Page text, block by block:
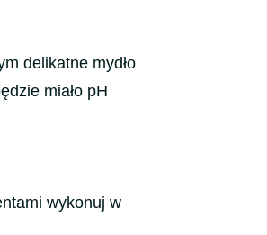
delikatne mydło
miało pH
wykonuj w